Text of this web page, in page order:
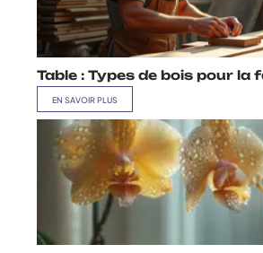
Table : Types de bois pour la
EN SAVOIR PLUS